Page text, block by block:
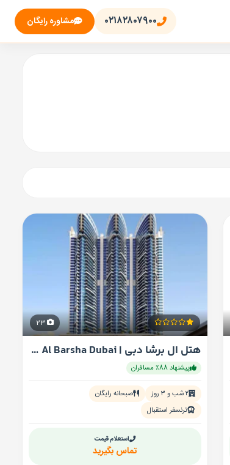
۰۲۱۸۲۸۰۷۹۰۰ مشاوره رایگان
23
هتل ال برشا دبی | Novotel Al Barsha Dubai نووتل
پیشنهاد 88٪ مسافران
۲ شب و ۳ روز
صبحانه رایگان
ترنسفر استقبال
استعلام قیمت
تماس بگیرید